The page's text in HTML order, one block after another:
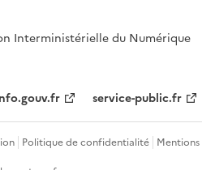
Interministérielle du Numérique
service-public.fr
Politique de confidentialité Mentions